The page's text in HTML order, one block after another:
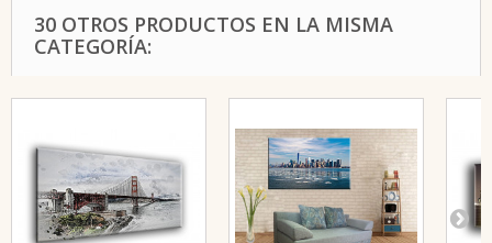
30 OTROS PRODUCTOS EN LA MISMA
CATEGORÍA: